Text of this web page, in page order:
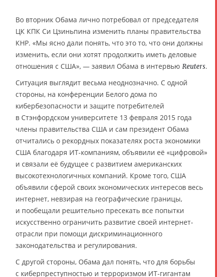
Во вторник Обама лично потребовал от председателя
ЦК КПК Си Цзиньпина изменить планы правительства
КНР. «Мы ясно дали понять, что это то, что они должны
изменить, если они хотят продолжить иметь деловые
отношения с США», — заявил Обама в интервью Reuters.
Ситуация выглядит весьма неоднозначно. С одной
стороны, на конференции Белого дома по
кибербезопасности и защите потребителей
в Стэнфордском университете 13 февраля 2015 года
члены правительства США и сам президент Обама
отчитались о рекордных показателях роста экономики
США благодаря ИТ-компаниям, объявили её «цифровой»
и связали её будущее с развитием американских
высокотехнологичных компаний. Кроме того, США
объявили сферой своих экономических интересов весь
интернет, невзирая на географические границы,
и пообещали решительно пресекать все попытки
искусственно ограничить развитие своей интернет-
отрасли при помощи дискриминационного
законодательства и регулирования.
С другой стороны, Обама дал понять, что для борьбы
с киберпреступностью и терроризмом ИТ-гигантам